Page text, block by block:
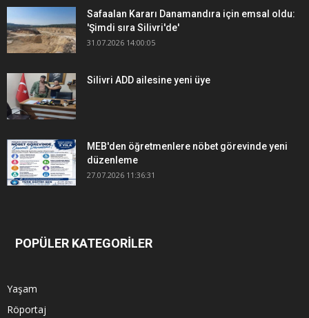
Safaalan Kararı Danamandıra için emsal oldu:
'Şimdi sıra Silivri'de'
31.07.2026 14:00:05
Silivri ADD ailesine yeni üye
MEB'den öğretmenlere nöbet görevinde yeni
düzenleme
27.07.2026 11:36:31
POPÜLER KATEGORİLER
Yaşam
Röportaj